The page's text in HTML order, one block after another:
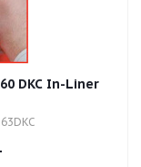
DKC In-Liner